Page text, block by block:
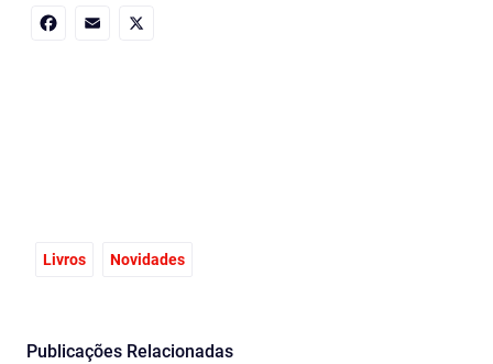
Livros Novidades
Publicações Relacionadas